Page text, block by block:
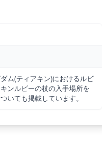
ム(ティアキン)におけるルビ
ンルビーの杖の入手場所を
いても掲載しています。